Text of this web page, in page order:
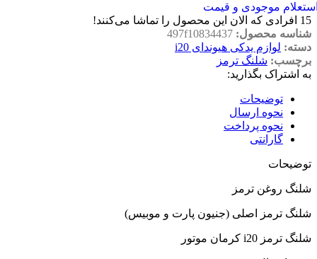
موجودی و قیمت
15 افرادی که الان این محصول را تماشا می‌کنند!
شناسه محصول: 497f10834437
دسته: لوازم یدکی هیوندای i20
برچسب: شلنگ ترمز
به اشتراک بگذارید:
توضیحات
نحوه ارسال
نحوه پرداخت
گارانتی
توضیحات
شلنگ روغن ترمز
شلنگ ترمز اصلی (جنیون پارت و موبیس)
شلنگ ترمز i20 کرمان موتور